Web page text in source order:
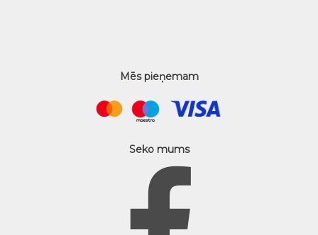
Mēs pieņemam
Seko mums